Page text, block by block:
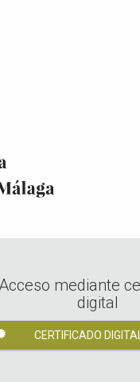
Acceso mediante
digital
CERTIFICADO